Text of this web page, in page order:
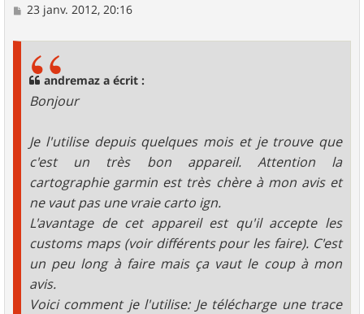
M
23 janv. 2012, 20:16
andremaz a écrit :
Bonjour
Je l'utilise depuis quelques mois et je trouve que
c'est un très bon appareil. Attention la
cartographie garmin est très chère à mon avis et
ne vaut pas une vraie carto ign.
L'avantage de cet appareil est qu'il accepte les
customs maps (voir différents pour les faire). C'est
un peu long à faire mais ça vaut le coup à mon
avis.
Voici comment je l'utilise: Je télécharge une trace